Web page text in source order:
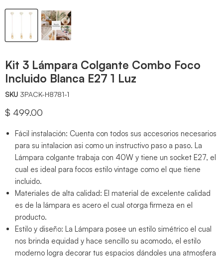
Kit 3 Lámpara Colgante Combo Foco
Incluido Blanca E27 1 Luz
SKU 3PACK-H8781-1
Precio actual
$ 499.00
Fácil instalación: Cuenta con todos sus accesorios necesarios
para su intalacion asi como un instructivo paso a paso. La
Lámpara colgante trabaja con 40W y tiene un socket E27, el
cual es ideal para focos estilo vintage como el que tiene
incluido.
Materiales de alta calidad: El material de excelente calidad
es de la lámpara es acero el cual otorga firmeza en el
producto.
Estilo y diseño: La Lámpara posee un estilo simétrico el cual
nos brinda equidad y hace sencillo su acomodo, el estilo
moderno logra decorar tus espacios dándoles una atmosfera